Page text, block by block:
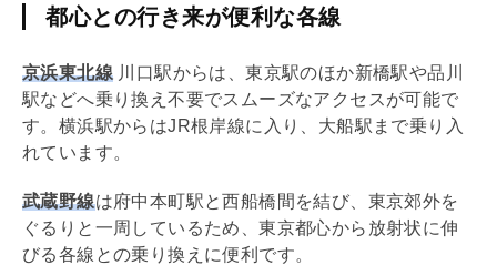
都心との行き来が便利な各線
京浜東北線 川口駅からは、東京駅のほか新橋駅や品川
駅などへ乗り換え不要でスムーズなアクセスが可能で
す。横浜駅からはJR根岸線に入り、大船駅まで乗り入
れています。
武蔵野線は府中本町駅と西船橋間を結び、東京郊外を
ぐるりと一周しているため、東京都心から放射状に伸
びる各線との乗り換えに便利です。